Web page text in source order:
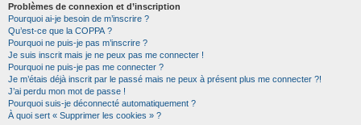
Problèmes de connexion et d’inscription
Pourquoi ai-je besoin de m’inscrire ?
Qu’est-ce que la COPPA ?
Pourquoi ne puis-je pas m’inscrire ?
Je suis inscrit mais je ne peux pas me connecter !
Pourquoi ne puis-je pas me connecter ?
Je m’étais déjà inscrit par le passé mais ne peux à présent plus me connecter ?!
J’ai perdu mon mot de passe !
Pourquoi suis-je déconnecté automatiquement ?
À quoi sert « Supprimer les cookies » ?